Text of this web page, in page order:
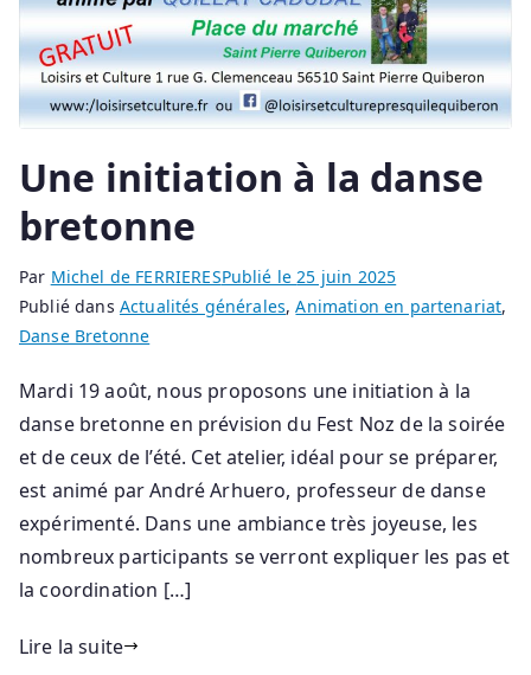
Une initiation à la danse
bretonne
Par Michel de FERRIERESPublié le 25 juin 2025
Publié dans Actualités générales,Animation en partenariat,
Danse Bretonne
Mardi 19 août, nous proposons une initiation à la
danse bretonne en prévision du Fest Noz de la soirée
et de ceux de l’été. Cet atelier, idéal pour se préparer,
est animé par André Arhuero, professeur de danse
expérimenté. Dans une ambiance très joyeuse, les
nombreux participants se verront expliquer les pas et
la coordination […]
Lire la suite